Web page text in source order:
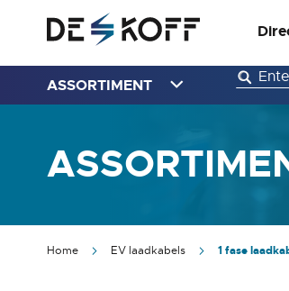
ASSORTIMENT
Home EV laadkabels 1 fase